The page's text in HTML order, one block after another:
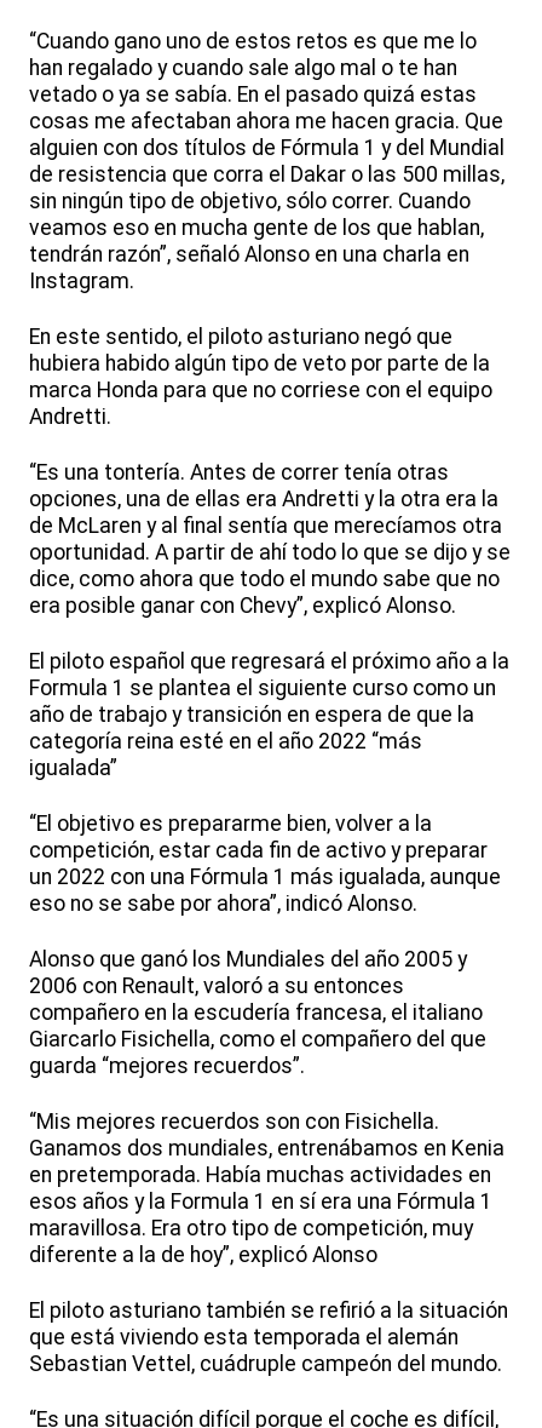
“Cuando gano uno de estos retos es que me lo
han regalado y cuando sale algo mal o te han
vetado o ya se sabía. En el pasado quizá estas
cosas me afectaban ahora me hacen gracia. Que
alguien con dos títulos de Fórmula 1 y del Mundial
de resistencia que corra el Dakar o las 500 millas,
sin ningún tipo de objetivo, sólo correr. Cuando
veamos eso en mucha gente de los que hablan,
tendrán razón”, señaló Alonso en una charla en
Instagram.
En este sentido, el piloto asturiano negó que
hubiera habido algún tipo de veto por parte de la
marca Honda para que no corriese con el equipo
Andretti.
“Es una tontería. Antes de correr tenía otras
opciones, una de ellas era Andretti y la otra era la
de McLaren y al final sentía que merecíamos otra
oportunidad. A partir de ahí todo lo que se dijo y se
dice, como ahora que todo el mundo sabe que no
era posible ganar con Chevy”, explicó Alonso.
El piloto español que regresará el próximo año a la
Formula 1 se plantea el siguiente curso como un
año de trabajo y transición en espera de que la
categoría reina esté en el año 2022 “más
igualada”
“El objetivo es prepararme bien, volver a la
competición, estar cada fin de activo y preparar
un 2022 con una Fórmula 1 más igualada, aunque
eso no se sabe por ahora”, indicó Alonso.
Alonso que ganó los Mundiales del año 2005 y
2006 con Renault, valoró a su entonces
compañero en la escudería francesa, el italiano
Giarcarlo Fisichella, como el compañero del que
guarda “mejores recuerdos”.
“Mis mejores recuerdos son con Fisichella.
Ganamos dos mundiales, entrenábamos en Kenia
en pretemporada. Había muchas actividades en
esos años y la Formula 1 en sí era una Fórmula 1
maravillosa. Era otro tipo de competición, muy
diferente a la de hoy”, explicó Alonso
El piloto asturiano también se refirió a la situación
que está viviendo esta temporada el alemán
Sebastian Vettel, cuádruple campeón del mundo.
“Es una situación difícil porque el coche es difícil,